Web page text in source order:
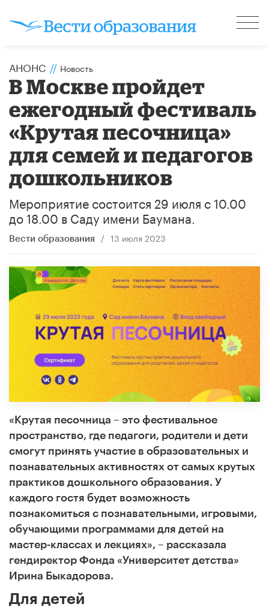
АНОНС // Новость
В Москве пройдет
ежегодный фестиваль
«Крутая песочница»
для семей и педагогов
дошкольников
​Мероприятие состоится 29 июля с 10.00
до 18.00 в Саду имени Баумана.
Вести образования / 13 июля 2023
«Крутая песочница – это фестивальное
пространство, где педагоги, родители и дети
смогут принять участие в образовательных и
познавательных активностях от самых крутых
практиков дошкольного образования. У
каждого гостя будет возможность
познакомиться с познавательными, игровыми,
обучающими программами для детей на
мастер-классах и лекциях», – рассказала
гендиректор Фонда «Университет детства»
Ирина Быкадорова.
Для детей